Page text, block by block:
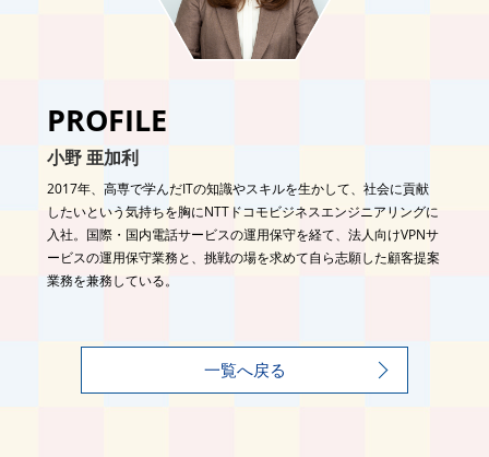
PROFILE
小野 亜加利
2017年、高専で学んだITの知識やスキルを生かして、社会に貢献
したいという気持ちを胸にNTTドコモビジネスエンジニアリングに
入社。国際・国内電話サービスの運用保守を経て、法人向けVPNサ
ービスの運用保守業務と、挑戦の場を求めて自ら志願した顧客提案
業務を兼務している。
一覧へ戻る